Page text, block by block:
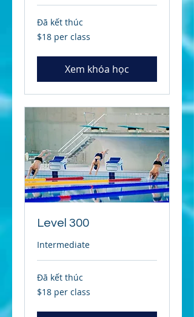
Đã kết thúc
$18
per
$18 per class
Xem khóa học
Level 300
Intermediate
Đã kết thúc
$18
per
$18 per class